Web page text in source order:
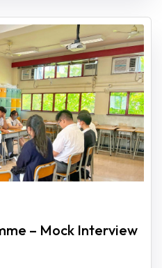
– Mock Interview